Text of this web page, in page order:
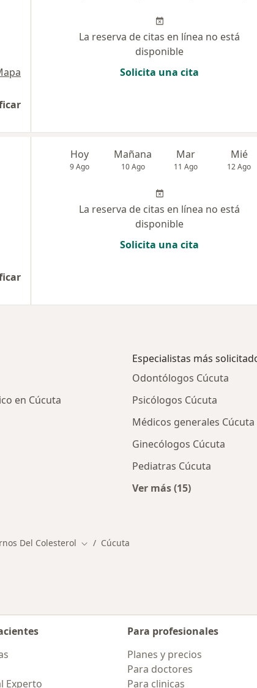
La reserva de citas en línea no está
disponible
Solicita una cita
Hoy
9 Ago
Mañana
10 Ago
Mar
11 Ago
Mié
12 Ago
La reserva de citas en línea no está
disponible
Solicita una cita
en Cúcuta
Especialistas más
Odontólogos Cúcuta
Psicólogos Cúcuta
Médicos generales Cúcuta
Ginecólogos Cúcuta
Pediatras Cúcuta
Ver más (15)
Del Colesterol Cambiar de ciudad
Cúcuta
Experto
Para profesionales
Planes y precios
Para doctores
Para clinicas